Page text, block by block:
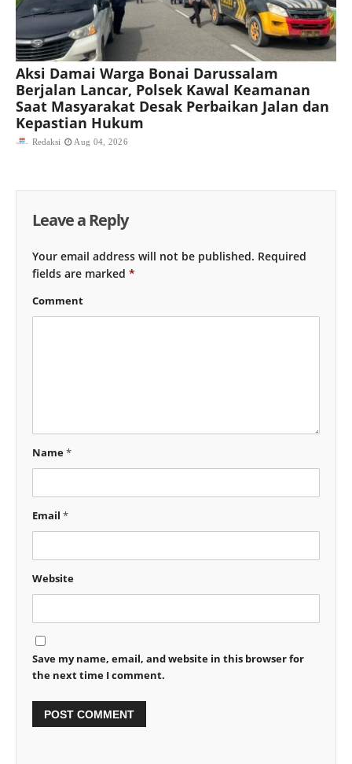
Aksi Damai Warga Bonai Darussalam
Berjalan Lancar, Polsek Kawal Keamanan
Saat Masyarakat Desak Perbaikan Jalan dan
Kepastian Hukum
Redaksi Aug 04, 2026
Leave a Reply
Your email address will not be published. Required
fields are marked *
Comment
Name*
Email *
Website
Save my name, email, and website in this browser for
the next time I comment.